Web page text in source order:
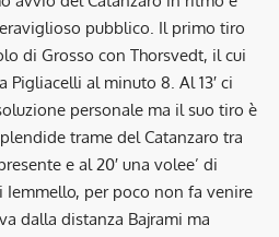
pubblico. Il primo tiro
di Grosso con Thorsvedt, il cui
al minuto 8. Al 13′ ci
personale ma il suo tiro è
trame del Catanzaro tra
e al 20′ una volee’ di
Iemmello, per poco non fa venire
dalla distanza Bajrami ma